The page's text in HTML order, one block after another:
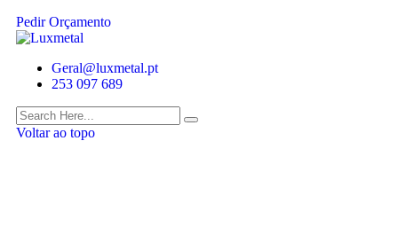
Pedir Orçamento
Geral@luxmetal.pt
253 097 689
Voltar ao topo